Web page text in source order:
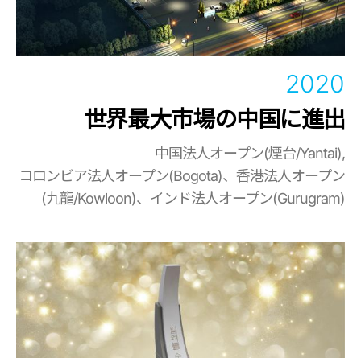
2020
世界最大市場の中国に進出
中国法人オープン(煙台/Yantai),
コロンビア法人オープン(Bogota)、香港法人オープン
(九龍/Kowloon)、インド法人オープン(Gurugram)